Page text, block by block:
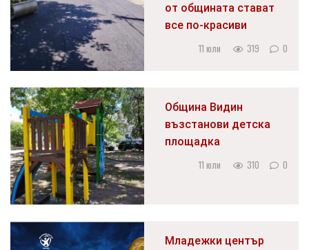
от общината стават
все по-красиви
11 юли 319 0
Община Видин
възстанови детска
площадка
11 юли 310 0
Младежки център